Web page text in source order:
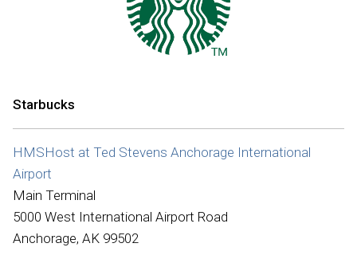
Internacional
Starbucks
HMSHost at Ted Stevens Anchorage International
Airport
Main Terminal
5000 West International Airport Road
Anchorage, AK 99502